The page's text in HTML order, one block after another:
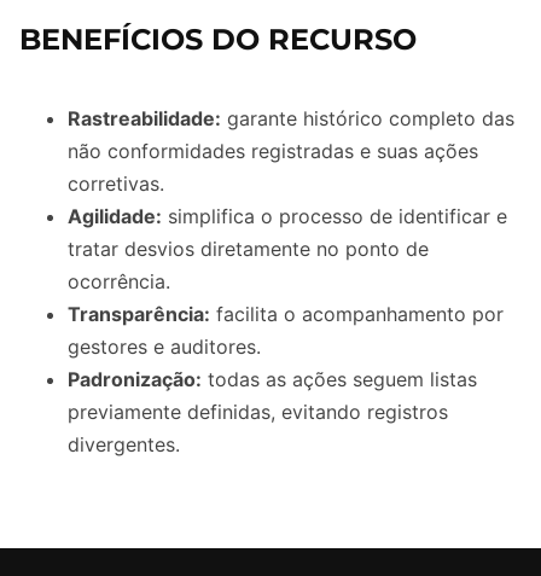
BENEFÍCIOS DO RECURSO
Rastreabilidade: garante histórico completo das
não conformidades registradas e suas ações
corretivas.
Agilidade: simplifica o processo de identificar e
tratar desvios diretamente no ponto de
ocorrência.
Transparência: facilita o acompanhamento por
gestores e auditores.
Padronização: todas as ações seguem listas
previamente definidas, evitando registros
divergentes.